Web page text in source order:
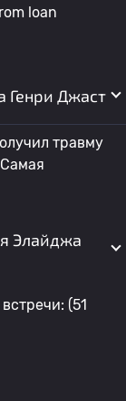
loan
Генри Джаст
травму
Элайджа
(51